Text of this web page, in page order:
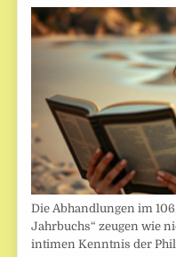
Die Abhandlungen im
Jahrbuchs“ zeugen wie
intimen Kenntnis der